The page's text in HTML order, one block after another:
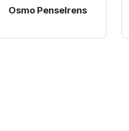
Osmo Penselrens